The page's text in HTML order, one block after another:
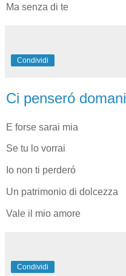
Ma senza di te
Condividi
Ci penseró domani
E forse sarai mia
Se tu lo vorrai
Io non ti perderó
Un patrimonio di dolcezza
Vale il mio amore
Condividi